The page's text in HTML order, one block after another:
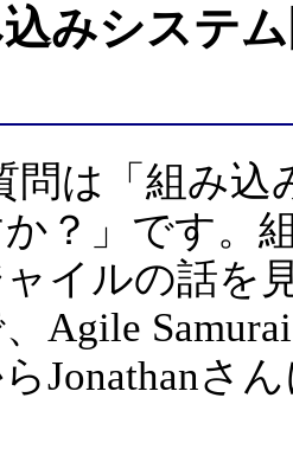
みシステ
問は「組み
？」です。
イルの話を
Agile
Jonathanさ